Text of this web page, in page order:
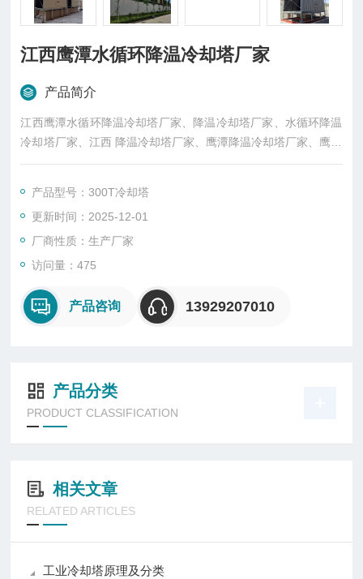
江西鹰潭水循环降温冷却塔厂家
产品简介
江西鹰潭水循环降温冷却塔厂家、降温冷却塔厂家、水循环降温
冷却塔厂家、江西 降温冷却塔厂家、鹰潭降温冷却塔厂家、鹰潭
水循环降温冷却塔厂家、300T冷却塔厂家、300T横流方形冷却
研牌冷却塔厂家
产品型号：300T冷却塔
更新时间：2025-12-01
厂商性质：生产厂家
访问量：475
产品咨询 13929207010
产品分类
PRODUCT CLASSIFICATION
相关文章
RELATED ARTICLES
工业冷却塔原理及分类